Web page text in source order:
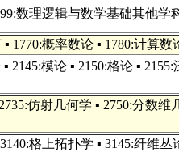
数理逻辑与数学基础其他学
1770:概率数论 ▪ 1780:计算
2145:模论 ▪ 2150:格论 ▪
仿射几何学 ▪ 2750:分数维
格上拓扑学 ▪ 3145:纤维